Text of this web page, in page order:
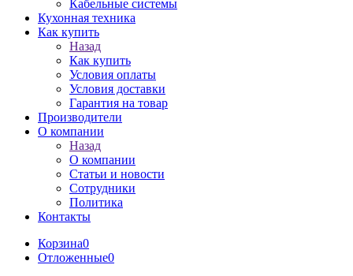
Кабельные системы
Кухонная техника
Как купить
Назад
Как купить
Условия оплаты
Условия доставки
Гарантия на товар
Производители
О компании
Назад
О компании
Статьи и новости
Сотрудники
Политика
Контакты
Корзина0
Отложенные0